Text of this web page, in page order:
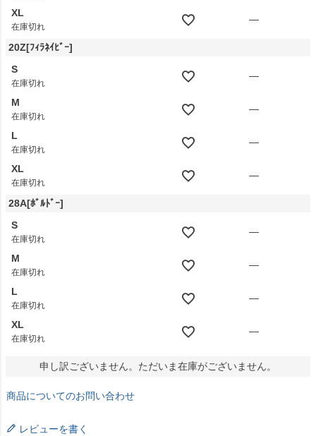
XL
在庫切れ
—
20Z[ﾌｨﾗﾈｲﾋﾞｰ]
S
在庫切れ
—
M
在庫切れ
—
L
在庫切れ
—
XL
在庫切れ
—
28A[ﾎﾞﾙﾄﾞｰ]
S
在庫切れ
—
M
在庫切れ
—
L
在庫切れ
—
XL
在庫切れ
—
申し訳ございません。ただいま在庫がございません。
商品についてのお問い合わせ
レビューを書く